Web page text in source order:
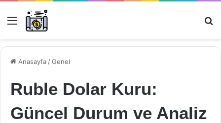
Menü
Anasayfa /Genel
Ruble Dolar Kuru:
Güncel Durum ve Analiz